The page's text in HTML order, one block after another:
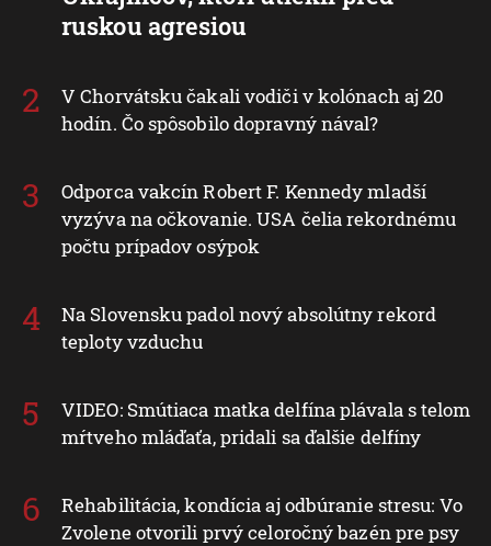
ruskou agresiou
V Chorvátsku čakali vodiči v kolónach aj 20
hodín. Čo spôsobilo dopravný nával?
Odporca vakcín Robert F. Kennedy mladší
vyzýva na očkovanie. USA čelia rekordnému
počtu prípadov osýpok
Na Slovensku padol nový absolútny rekord
teploty vzduchu
VIDEO: Smútiaca matka delfína plávala s telom
mŕtveho mláďaťa, pridali sa ďalšie delfíny
Rehabilitácia, kondícia aj odbúranie stresu: Vo
Zvolene otvorili prvý celoročný bazén pre psy